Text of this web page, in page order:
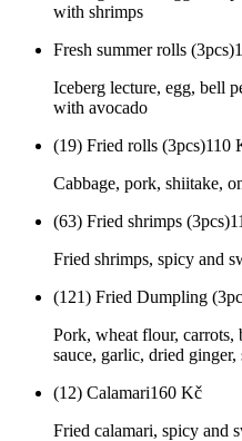
with shrimps
Fresh summer rolls (3pcs)
Iceberg lecture, egg, bell
with avocado
(19) Fried rolls (3pcs)110
Cabbage, pork, shiitake,
(63) Fried shrimps (3pcs)
Fried shrimps, spicy and
(121) Fried Dumpling
Pork, wheat flour, carrots,
sauce, garlic, dried ginger,
(12) Calamari160 Kč
Fried calamari, spicy and